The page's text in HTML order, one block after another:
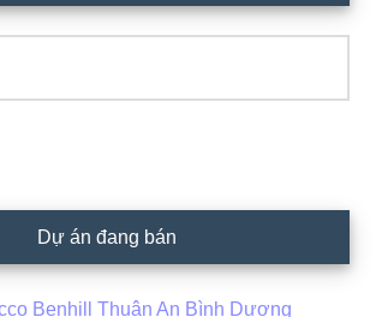
Dự án đang bán
Benhill Thuận An Bình Dương